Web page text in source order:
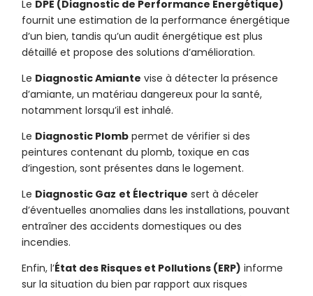
Le DPE (Diagnostic de Performance Énergétique)
fournit une estimation de la performance énergétique
d’un bien, tandis qu’un audit énergétique est plus
détaillé et propose des solutions d’amélioration.
Le Diagnostic Amiante vise à détecter la présence
d’amiante, un matériau dangereux pour la santé,
notamment lorsqu’il est inhalé.
Le Diagnostic Plomb permet de vérifier si des
peintures contenant du plomb, toxique en cas
d’ingestion, sont présentes dans le logement.
Le Diagnostic Gaz et Électrique sert à déceler
d’éventuelles anomalies dans les installations, pouvant
entraîner des accidents domestiques ou des
incendies.
Enfin, l’État des Risques et Pollutions (ERP) informe
sur la situation du bien par rapport aux risques